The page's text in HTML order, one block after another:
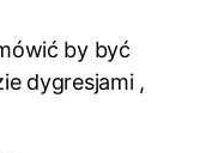
by być
dygresjami ,